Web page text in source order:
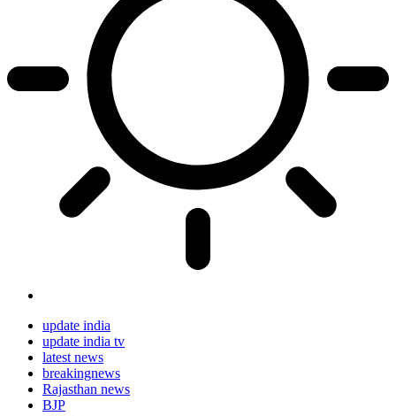
update india
update india tv
latest news
breakingnews
Rajasthan news
BJP